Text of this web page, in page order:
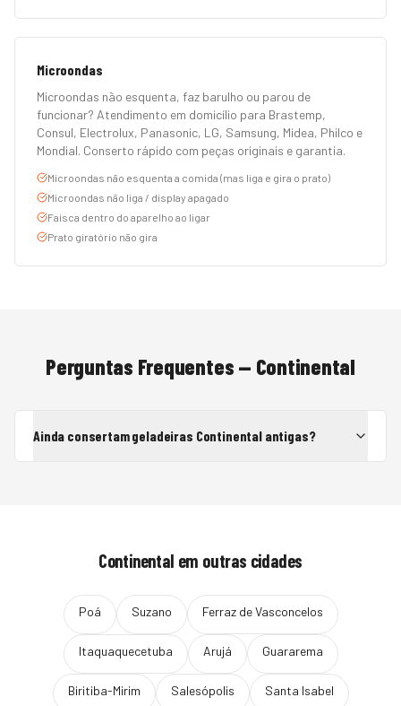
Microondas
Microondas não esquenta, faz barulho ou parou de
funcionar? Atendimento em domicílio para Brastemp,
Consul, Electrolux, Panasonic, LG, Samsung, Midea, Philco e
Mondial. Conserto rápido com peças originais e garantia.
Microondas não esquenta a comida (mas liga e gira o prato)
Microondas não liga / display apagado
Faísca dentro do aparelho ao ligar
Prato giratório não gira
Perguntas Frequentes — Continental
Ainda consertam geladeiras Continental antigas?
Continental em outras cidades
Poá Suzano Ferraz de Vasconcelos
Itaquaquecetuba Arujá Guararema
Biritiba-Mirim Salesópolis Santa Isabel